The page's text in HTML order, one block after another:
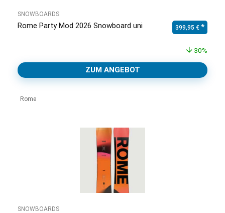
SNOWBOARDS
Rome Party Mod 2026 Snowboard uni Ursprünglicher
399,95 €
30%
ZUM ANGEBOT
Rome
SNOWBOARDS